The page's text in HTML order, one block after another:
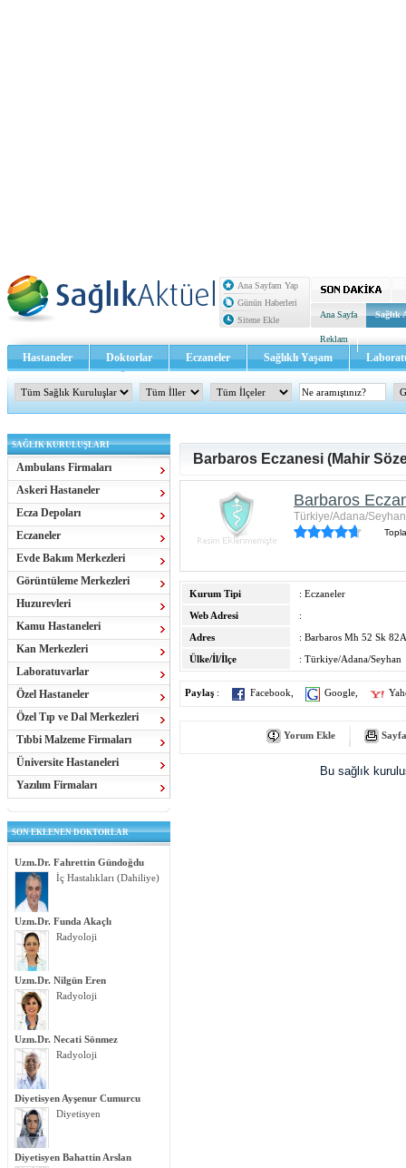
Ana Sayfam Yap
Günün Haberleri
Sitene Ekle
Ana Sayfa Sağlık
Reklam
Hastaneler Doktorlar Eczaneler Sağlıklı Yaşam
Sağlık TV - Video İletişim
SAĞLIK KURULUŞLARI
Ambulans Firmaları
Askeri Hastaneler
Ecza Depoları
Eczaneler
Evde Bakım Merkezleri
Görüntüleme Merkezleri
Huzurevleri
Kamu Hastaneleri
Kan Merkezleri
Laboratuvarlar
Özel Hastaneler
Özel Tıp ve Dal Merkezleri
Tıbbi Malzeme Firmaları
Üniversite Hastaneleri
Yazılım Firmaları
SON EKLENEN DOKTORLAR
Uzm.Dr. Fahrettin Gündoğdu
İç Hastalıkları (Dahiliye)
Uzm.Dr. Funda Akaçlı
Radyoloji
Uzm.Dr. Nilgün Eren
Radyoloji
Uzm.Dr. Necati Sönmez
Radyoloji
Diyetisyen Ayşenur Cumurcu
Diyetisyen
Diyetisyen Bahattin Arslan
Barbaros Eczanesi (Mahir
Barbaros
Türkiye/Adana/Seyhan
Kurum Tipi
: Eczaneler
Web Adresi
:
Adres
: Barbaros Mh 52 Sk 82A
Ülke/İl/İlçe
: Türkiye/Adana/Seyhan
Paylaş : Facebook Google
Yorum Ekle
Bu sağlık